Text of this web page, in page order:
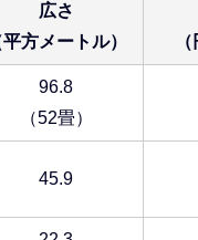
広さ
平方メートル）
96.8
（52畳）
45.9